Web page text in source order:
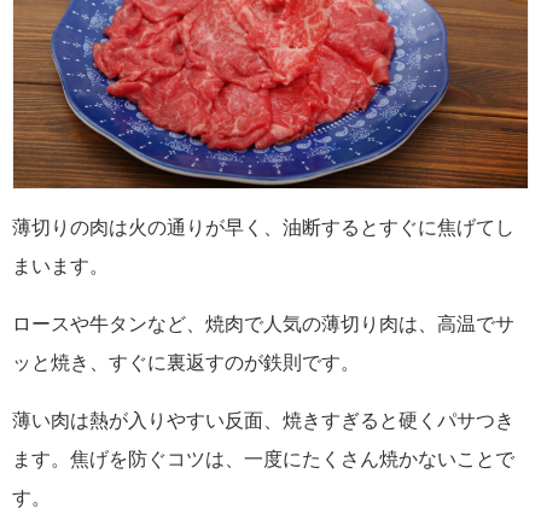
薄切りの肉は火の通りが早く、油断するとすぐに焦げてし
まいます。
ロースや牛タンなど、焼肉で人気の薄切り肉は、高温でサ
ッと焼き、すぐに裏返すのが鉄則です。
薄い肉は熱が入りやすい反面、焼きすぎると硬くパサつき
ます。焦げを防ぐコツは、一度にたくさん焼かないことで
す。